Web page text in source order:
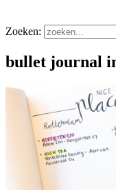
Zoeken:
bullet journal